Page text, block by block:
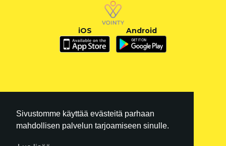
Sivustomme käyttää evästeitä parhaan
mahdollisen palvelun tarjoamiseen sinulle.
iOS Android